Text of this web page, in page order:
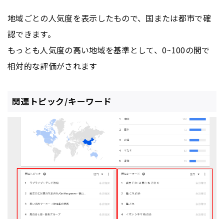
地域ごとの人気度を表示したもので、国または都市で確
認できます。
もっとも人気度の高い地域を基準として、0~100の間で
相対的な評価がされます
関連トピック/キーワード